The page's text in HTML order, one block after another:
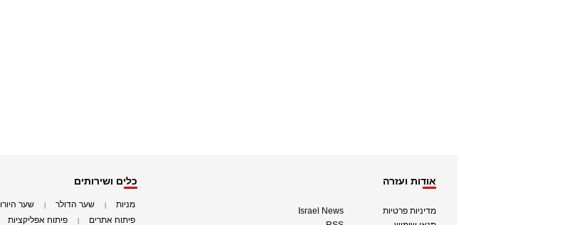
אודות ועזרה
מדיניות פרטיות
Israel News
כלים ושירותים
מניות שער הדולר שער היורו
פיתוח אתרים פיתוח אפליקציות